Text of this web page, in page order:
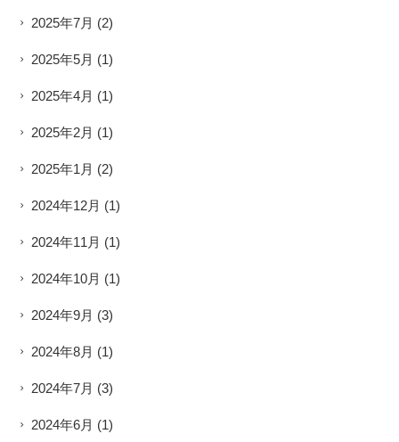
2025年7月 (2)
2025年5月 (1)
2025年4月 (1)
2025年2月 (1)
2025年1月 (2)
2024年12月 (1)
2024年11月 (1)
2024年10月 (1)
2024年9月 (3)
2024年8月 (1)
2024年7月 (3)
2024年6月 (1)